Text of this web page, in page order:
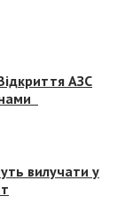
АЗС
вилучати у